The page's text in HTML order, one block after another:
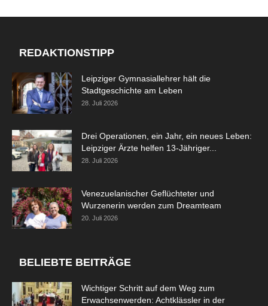
REDAKTIONSTIPP
Leipziger Gymnasiallehrer hält die
Stadtgeschichte am Leben
28. Juli 2026
Drei Operationen, ein Jahr, ein neues Leben:
Leipziger Ärzte helfen 13-Jähriger...
28. Juli 2026
Venezuelanischer Geflüchteter und
Wurzenerin werden zum Dreamteam
20. Juli 2026
BELIEBTE BEITRÄGE
Wichtiger Schritt auf dem Weg zum
Erwachsenwerden: Achtklässler in der